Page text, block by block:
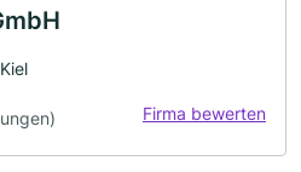
Firma bewerten